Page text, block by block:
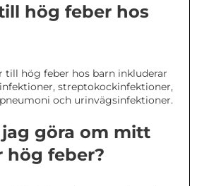
hög feber hos
till hög feber hos barn inkluderar
streptokockinfektioner,
och urinvägsinfektioner.
göra om mitt
hög feber?